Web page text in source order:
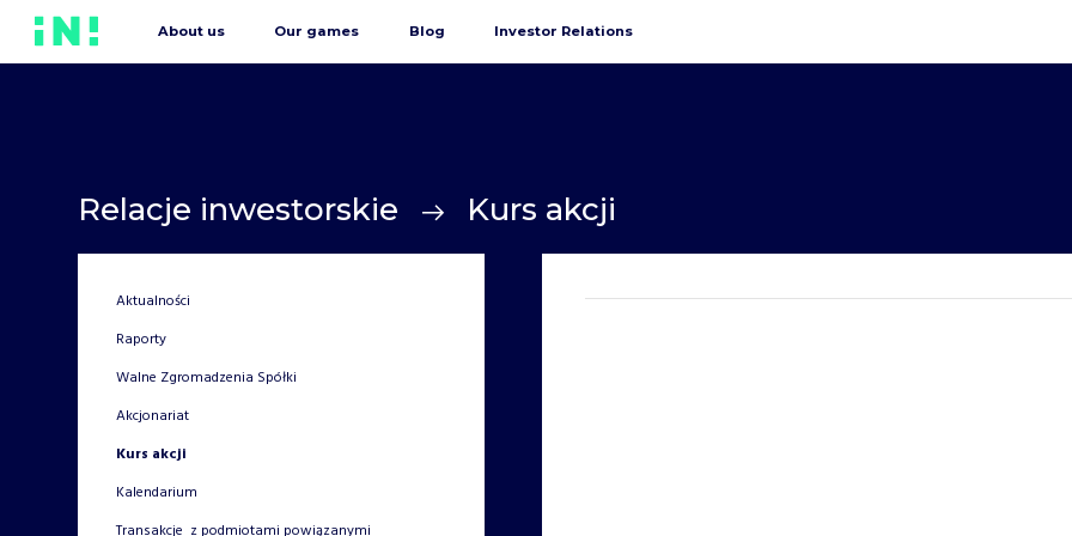
About us Our games Blog Investor Relations
Relacje inwestorskie Kurs akcji
Aktualności
Raporty
Walne Zgromadzenia Spółki
Akcjonariat
Kurs akcji
Kalendarium
Transakcje z podmiotami powiązanymi